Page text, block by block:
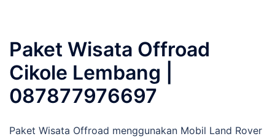
Paket Wisata Offroad
Cikole Lembang |
087877976697
Paket Wisata Offroad menggunakan Mobil Land Rover